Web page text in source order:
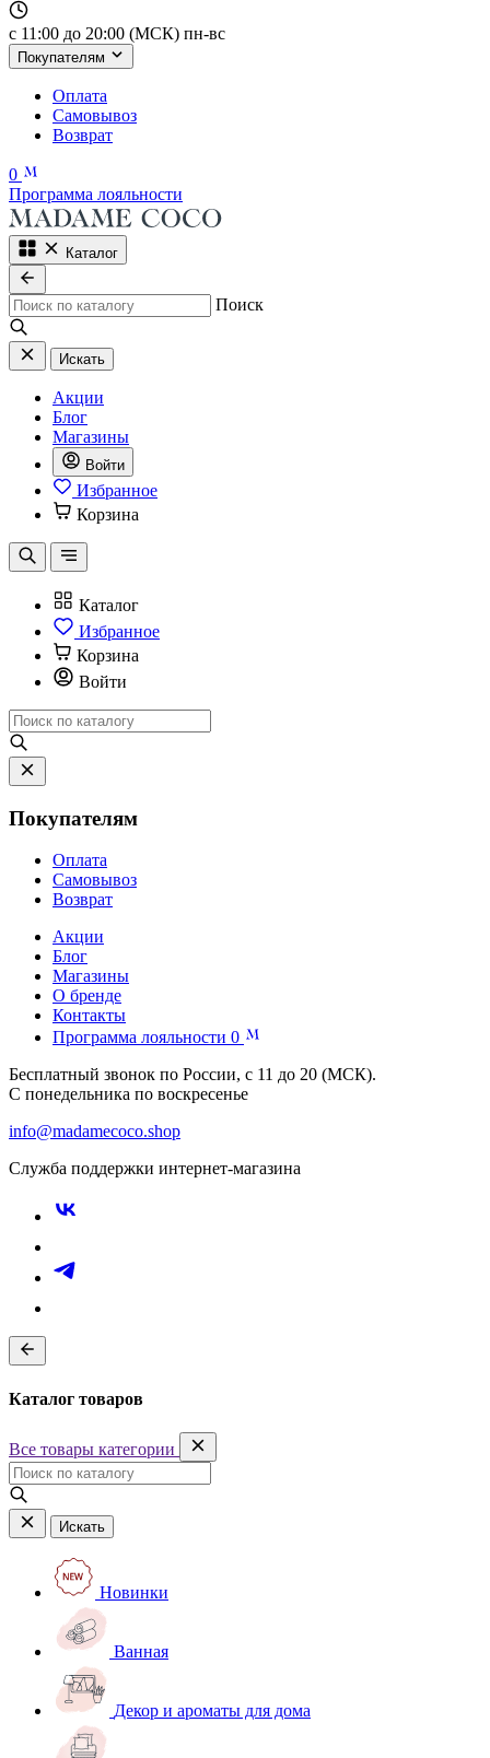
с 11:00 до 20:00 (МСК) пн-вс
Покупателям
Оплата
Самовывоз
Возврат
0
Программа лояльности
Каталог
Поиск
Искать
Акции
Блог
Магазины
Войти
Избранное
Корзина
Каталог
Избранное
Корзина
Войти
Покупателям
Оплата
Самовывоз
Возврат
Акции
Блог
Магазины
О бренде
Контакты
Программа лояльности 0
Бесплатный звонок по России, с 11 до 20 (МСК).
С понедельника по воскресенье
info@madamecoco.shop
Служба поддержки интернет-магазина
Каталог товаров
Все товары категории
Искать
Новинки
Ванная
Декор и ароматы для дома